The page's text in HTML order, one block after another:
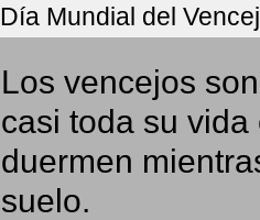
Día Mundial del
Los vencejos
casi toda su
duermen
suelo.